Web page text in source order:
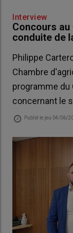
Interview
Concours au
conduite de
Philippe
Chambre
programme du
concernant le
Publié le jeu 04/06/